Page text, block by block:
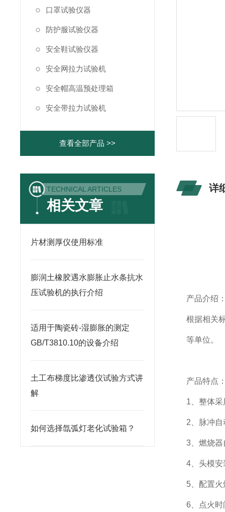
口罩试验仪器
防护服试验仪器
安全鞋试验仪器
安全网拉力试验机
安全帽高温预处理箱
安全带拉力试验机
查看全部产品 >>
TECHNICAL ARTICLES
相关文章
片材测厚仪使用标准
膨润土橡胶遇水膨胀止水条抗水
压试验机的执行介绍
适用于陶瓷砖-湿膨胀的测定
GB/T3810.10的设备介绍
土工布梯度比渗透仪试验方式讲
解
如何选择氙弧灯老化试验箱？
详
产品介绍
根据相关
等单位。
产品特点
1 、整体
2 、脉冲
3 、燃烧
4 、头模
5 、配置
6 、点火